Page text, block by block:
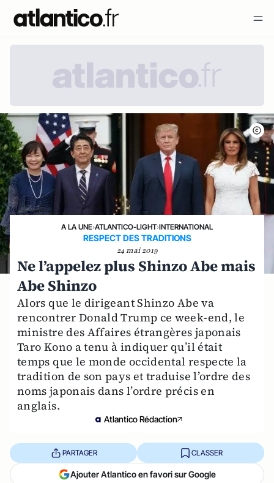
A LA UNE›ATLANTICO-LIGHT›INTERNATIONAL
RESPECT DES TRADITIONS
24 mai 2019
Ne l’appelez plus Shinzo Abe mais
Abe Shinzo
Alors que le dirigeant Shinzo Abe va
rencontrer Donald Trump ce week-end, le
ministre des Affaires étrangères japonais
Taro Kono a tenu à indiquer qu’il était
temps que le monde occidental respecte la
tradition de son pays et traduise l’ordre des
noms japonais dans l’ordre précis en
anglais.
Atlantico Rédaction
PARTAGER CLASSER
Ajouter Atlantico en favori sur Google